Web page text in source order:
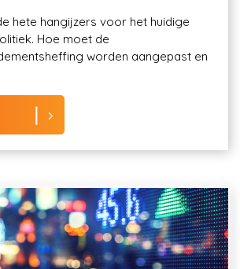
hete hangijzers voor het huidige
Hoe moet de
worden aangepast en